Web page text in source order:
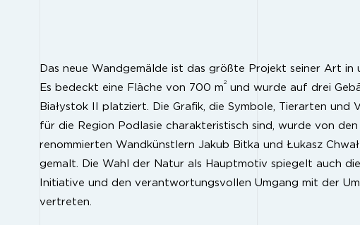
Das neue Wandgemälde ist das größte Projekt seiner Art in
Es bedeckt eine Fläche von 700 m2
und wurde auf drei
Białystok II platziert. Die Grafik, die Symbole, Tierarten und
für die Region Podlasie charakteristisch sind, wurde von den
renommierten Wandkünstlern Jakub Bitka und Łukasz
gemalt. Die Wahl der Natur als Hauptmotiv spiegelt auch
Initiative und den verantwortungsvollen Umgang mit der
vertreten.